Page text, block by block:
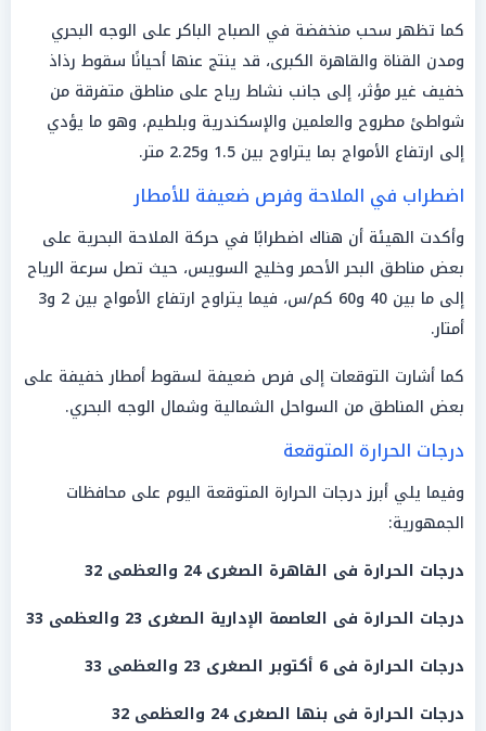
كما تظهر سحب منخفضة في الصباح الباكر على الوجه البحري
ومدن القناة والقاهرة الكبرى، قد ينتج عنها أحيانًا سقوط رذاذ
خفيف غير مؤثر، إلى جانب نشاط رياح على مناطق متفرقة من
شواطئ مطروح والعلمين والإسكندرية وبلطيم، وهو ما يؤدي
إلى ارتفاع الأمواج بما يتراوح بين 1.5 و2.25 متر.
اضطراب في الملاحة وفرص ضعيفة للأمطار
وأكدت الهيئة أن هناك اضطرابًا في حركة الملاحة البحرية على
بعض مناطق البحر الأحمر وخليج السويس، حيث تصل سرعة الرياح
إلى ما بين 40 و60 كم/س، فيما يتراوح ارتفاع الأمواج بين 2 و3
أمتار.
كما أشارت التوقعات إلى فرص ضعيفة لسقوط أمطار خفيفة على
بعض المناطق من السواحل الشمالية وشمال الوجه البحري.
درجات الحرارة المتوقعة
وفيما يلي أبرز درجات الحرارة المتوقعة اليوم على محافظات
الجمهورية:
درجات الحرارة فى القاهرة الصغرى 24 والعظمى 32
درجات الحرارة فى العاصمة الإدارية الصغرى 23 والعظمى 33
درجات الحرارة فى 6 أكتوبر الصغرى 23 والعظمى 33
درجات الحرارة فى بنها الصغرى 24 والعظمى 32